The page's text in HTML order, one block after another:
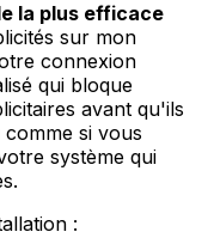
la plus efficace
sur mon
connexion
qui bloque
avant qu'ils
si vous
système qui
: